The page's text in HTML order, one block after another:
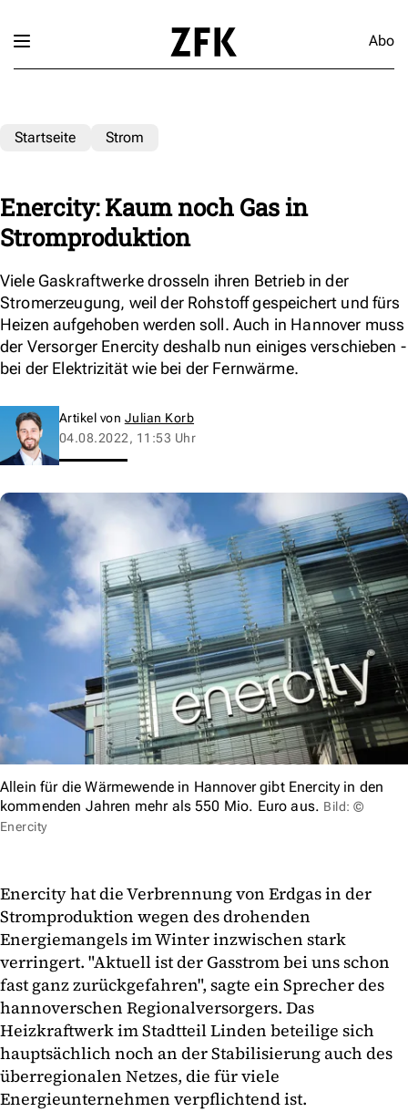
Abo
Startseite Strom
Enercity: Kaum noch Gas in
Stromproduktion
Viele Gaskraftwerke drosseln ihren Betrieb in der
Stromerzeugung, weil der Rohstoff gespeichert und fürs
Heizen aufgehoben werden soll. Auch in Hannover muss
der Versorger Enercity deshalb nun einiges verschieben -
bei der Elektrizität wie bei der Fernwärme.
Artikel von Julian Korb
04.08.2022, 11:53 Uhr
Allein für die Wärmewende in Hannover gibt Enercity in den
kommenden Jahren mehr als 550 Mio. Euro aus. Bild: ©
Enercity
Enercity hat die Verbrennung von Erdgas in der
Stromproduktion wegen des drohenden
Energiemangels im Winter inzwischen stark
verringert. "Aktuell ist der Gasstrom bei uns schon
fast ganz zurückgefahren", sagte ein Sprecher des
hannoverschen Regionalversorgers. Das
Heizkraftwerk im Stadtteil Linden beteilige sich
hauptsächlich noch an der Stabilisierung auch des
überregionalen Netzes, die für viele
Energieunternehmen verpflichtend ist.